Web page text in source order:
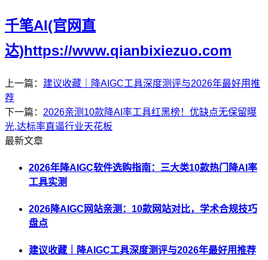
千笔AI(官网直
达)https://www.qianbixiezuo.com
上一篇： 建议收藏｜降AIGC工具深度测评与2026年最好用推
荐
下一篇： 2026亲测10款降AI率工具红黑榜！优缺点无保留曝
光,达标率直逼行业天花板
最新文章
2026年降AIGC软件选购指南：三大类10款热门降AI率
工具实测
2026降AIGC网站亲测：10款网站对比，学术合规技巧
盘点
建议收藏｜降AIGC工具深度测评与2026年最好用推荐